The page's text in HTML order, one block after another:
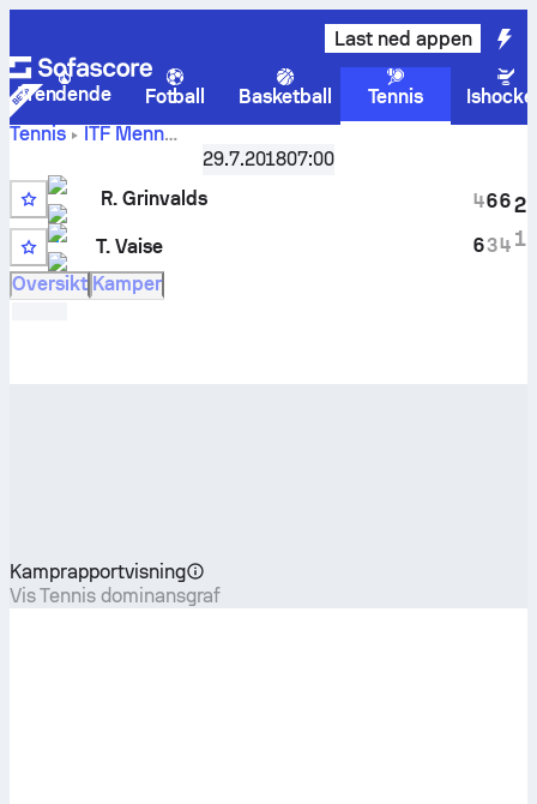
Last ned appen
Trendende Fotball Basketball Tennis
Tennis
ITF Menn
Latvia F1, Singles Qualifying,Kvalifisering
Grinvalds
29.7.201807:00
3
R. Grinvalds
T. Vaise
4
6
6
3
6
4
2
1
Oversikt Kamper
Kamprapportvisning
Vis Tennis dominansgraf